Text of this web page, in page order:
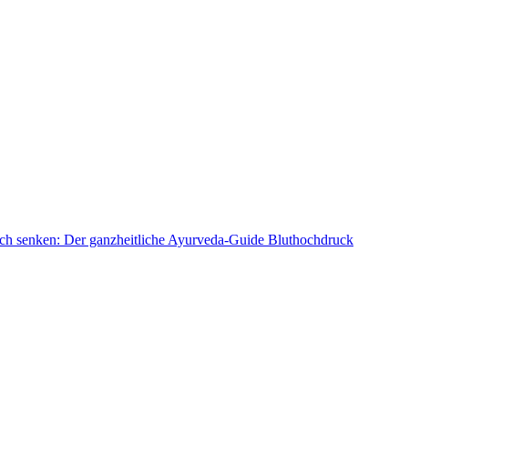
senken: Der ganzheitliche Ayurveda-Guide Bluthochdruck